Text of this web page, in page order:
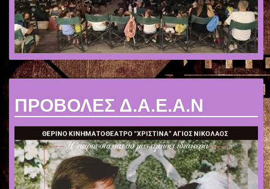
ΠΡΟΒΟΛΕΣ Δ.Α.Ε.Α.Ν